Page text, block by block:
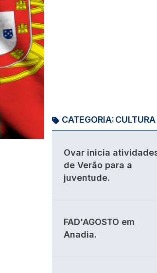
CATEGORIA:CULTURA
Ovar inicia
de Verão para a
juventude.
FAD'AGOSTO em
Anadia.